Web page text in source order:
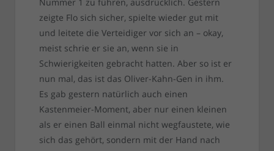
zeigte Flo sich sicher, spielte wieder gut mit
und leitete die Verteidiger vor sich an – okay,
meist schrie er sie an, wenn sie in
Schwierigkeiten gebracht hatten. Aber so ist er
nun mal, das ist das Oliver-Kahn-Gen in ihm.
Es gab gestern natürlich auch einen
Kastenmeier-Moment, aber nur einen kleinen
als er einen Ball einmal nicht wegfaustete, wie
sich das gehört, sondern mit der Hand nach